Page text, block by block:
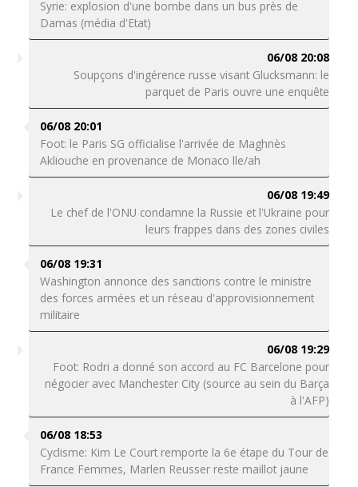
Syrie: explosion d'une bombe dans un bus près de
Damas (média d'Etat)
06/08 20:08
Soupçons d'ingérence russe visant Glucksmann: le
parquet de Paris ouvre une enquête
06/08 20:01
Foot: le Paris SG officialise l'arrivée de Maghnès
Akliouche en provenance de Monaco lle/ah
06/08 19:49
Le chef de l'ONU condamne la Russie et l'Ukraine pour
leurs frappes dans des zones civiles
06/08 19:31
Washington annonce des sanctions contre le ministre
des forces armées et un réseau d'approvisionnement
militaire
06/08 19:29
Foot: Rodri a donné son accord au FC Barcelone pour
négocier avec Manchester City (source au sein du Barça
à l'AFP)
06/08 18:53
Cyclisme: Kim Le Court remporte la 6e étape du Tour de
France Femmes, Marlen Reusser reste maillot jaune